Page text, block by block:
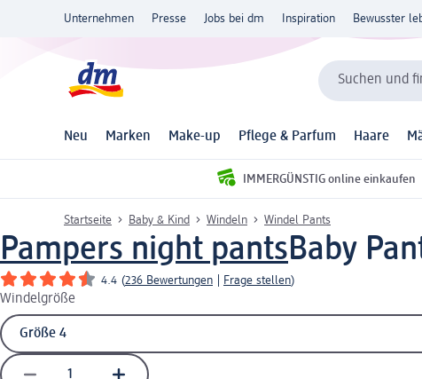
Unternehmen Presse Jobs bei dm Inspiration Bewusster
Suchen und
Neu Marken Make-up Pflege & Parfum Haare
IMMERGÜNSTIG online einkaufen
Startseite Baby & Kind Windeln Windel Pants
Pampers night pantsBaby
4.4 (236 Bewertungen Frage stellen)
Windelgröße